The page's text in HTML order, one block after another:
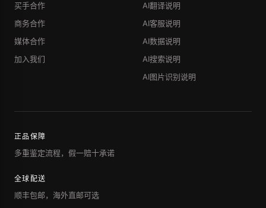
买手合作
商务合作
媒体合作
加入我们
AI翻译说明
AI客服说明
AI数据说明
AI搜索说明
AI图片识别说明
正品保障
多重鉴定流程，假一赔十承诺
全球配送
顺丰包邮，海外直邮可选